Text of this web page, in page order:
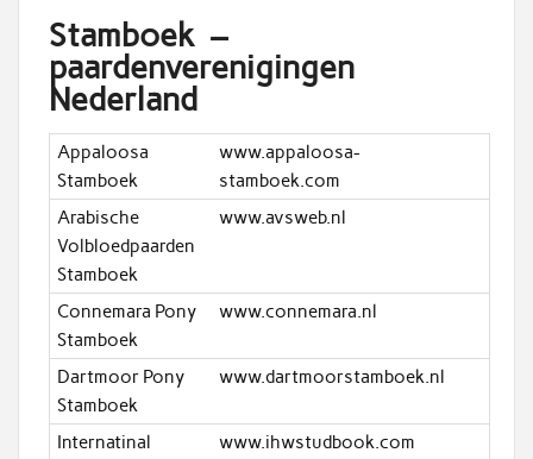
Stamboek –
paardenverenigingen
Nederland
Appaloosa
Stamboek
www.appaloosa-
stamboek.com
Arabische
Volbloedpaarden
Stamboek
www.avsweb.nl
Connemara Pony
Stamboek
www.connemara.nl
Dartmoor Pony
Stamboek
www.dartmoorstamboek.nl
Internatinal
www.ihwstudbook.com